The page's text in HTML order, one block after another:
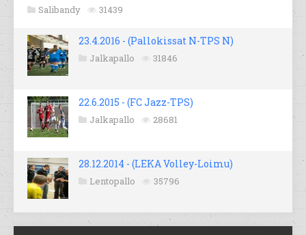
Salibandy 31439
23.4.2016 - (Pallokissat N-TPS N)
Jalkapallo 31846
22.6.2015 - (FC Jazz-TPS)
Jalkapallo 28681
28.12.2014 - (LEKA Volley-Loimu)
Lentopallo 35796